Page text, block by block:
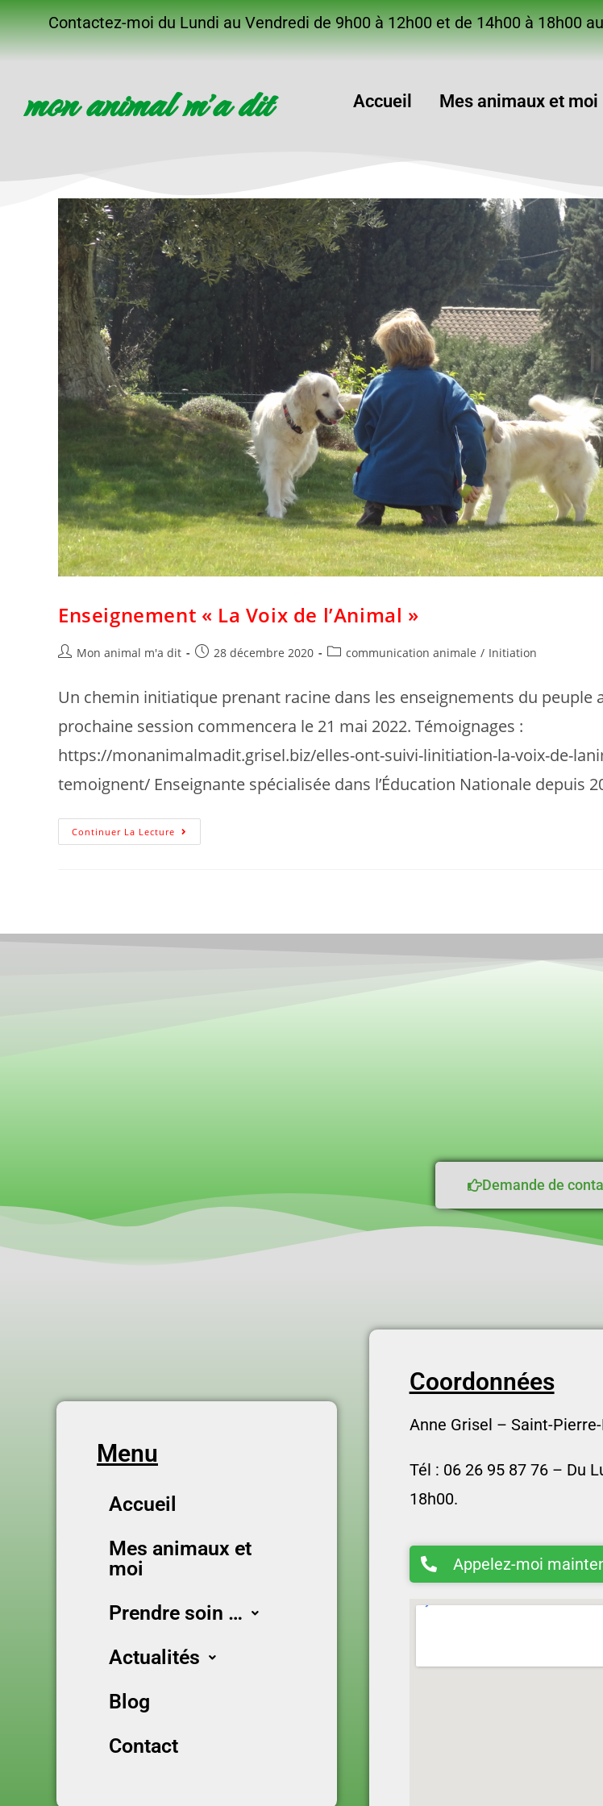
Contactez-moi du Lundi au Vendredi de 9h00 à 12h00 et de 14h00 à 18h00
mon animal m'a dit Accueil Mes animaux et moi
Enseignement « La Voix de l’Animal »
Mon animal m'a dit 28 décembre 2020 communication animale / Initiation
Un chemin initiatique prenant racine dans les enseignements du peuple
prochaine session commencera le 21 mai 2022. Témoignages :
https://monanimalmadit.grisel.biz/elles-ont-suivi-linitiation-la-voix-de-
temoignent/ Enseignante spécialisée dans l’Éducation Nationale depuis
Continuer La Lecture
Demande de
Menu
Accueil
Mes animaux et
moi
Prendre soin …
Actualités
Blog
Contact
Coordonnées
Anne Grisel – Saint-
Tél : 06 26 95 87 76 – Du
18h00.
Appelez-moi